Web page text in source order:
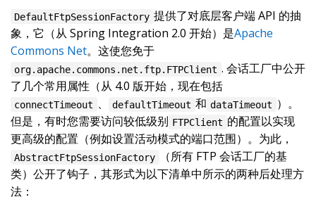
DefaultFtpSessionFactory 提供了对底层客户端 API 的抽
象，它（从 Spring Integration 2.0 开始）是Apache
Commons Net。这使您免于
org.apache.commons.net.ftp.FTPClient . 会话工厂中公开
了几个常用属性（从 4.0 版开始，现在包括
connectTimeout 、 defaultTimeout 和 dataTimeout ）。
但是，有时您需要访问较低级别 FTPClient 的配置以实现
更高级的配置（例如设置活动模式的端口范围）。为此，
AbstractFtpSessionFactory
（所有 FTP 会话工厂的基
类）公开了钩子，其形式为以下清单中所示的两种后处理方
法：